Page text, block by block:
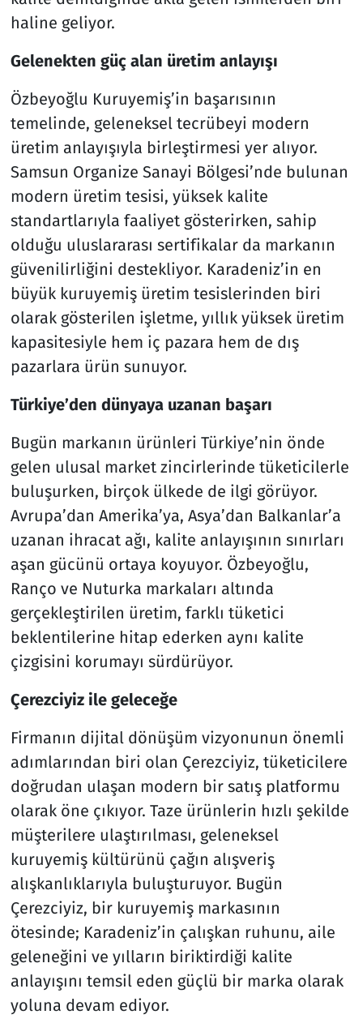
haline geliyor.
Gelenekten güç alan üretim anlayışı
Özbeyoğlu Kuruyemiş’in başarısının
temelinde, geleneksel tecrübeyi modern
üretim anlayışıyla birleştirmesi yer alıyor.
Samsun Organize Sanayi Bölgesi’nde bulunan
modern üretim tesisi, yüksek kalite
standartlarıyla faaliyet gösterirken, sahip
olduğu uluslararası sertifikalar da markanın
güvenilirliğini destekliyor. Karadeniz’in en
büyük kuruyemiş üretim tesislerinden biri
olarak gösterilen işletme, yıllık yüksek üretim
kapasitesiyle hem iç pazara hem de dış
pazarlara ürün sunuyor.
Türkiye’den dünyaya uzanan başarı
Bugün markanın ürünleri Türkiye’nin önde
gelen ulusal market zincirlerinde tüketicilerle
buluşurken, birçok ülkede de ilgi görüyor.
Avrupa’dan Amerika’ya, Asya’dan Balkanlar’a
uzanan ihracat ağı, kalite anlayışının sınırları
aşan gücünü ortaya koyuyor. Özbeyoğlu,
Ranço ve Nuturka markaları altında
gerçekleştirilen üretim, farklı tüketici
beklentilerine hitap ederken aynı kalite
çizgisini korumayı sürdürüyor.
Çerezciyiz ile geleceğe
Firmanın dijital dönüşüm vizyonunun önemli
adımlarından biri olan Çerezciyiz, tüketicilere
doğrudan ulaşan modern bir satış platformu
olarak öne çıkıyor. Taze ürünlerin hızlı şekilde
müşterilere ulaştırılması, geleneksel
kuruyemiş kültürünü çağın alışveriş
alışkanlıklarıyla buluşturuyor. Bugün
Çerezciyiz, bir kuruyemiş markasının
ötesinde; Karadeniz’in çalışkan ruhunu, aile
geleneğini ve yılların biriktirdiği kalite
anlayışını temsil eden güçlü bir marka olarak
yoluna devam ediyor.